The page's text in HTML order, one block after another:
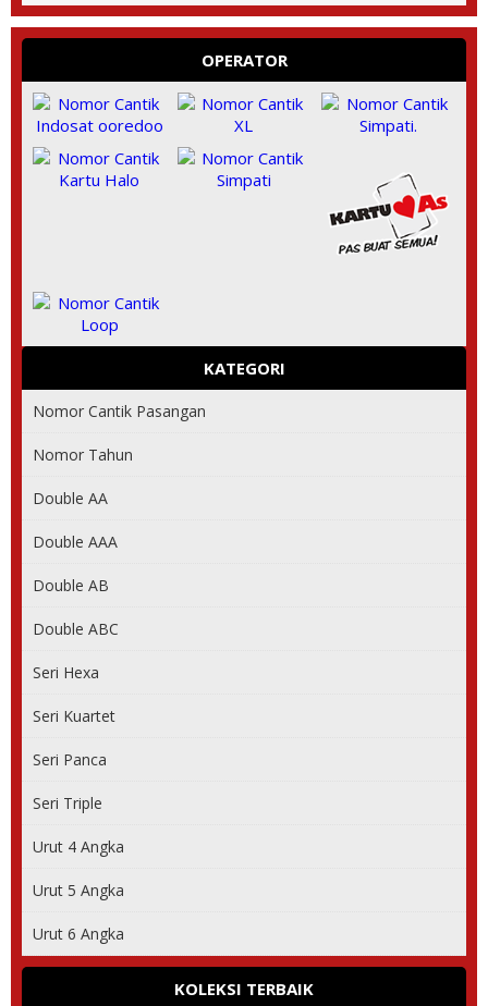
OPERATOR
KATEGORI
Nomor Cantik Pasangan
Nomor Tahun
Double AA
Double AAA
Double AB
Double ABC
Seri Hexa
Seri Kuartet
Seri Panca
Seri Triple
Urut 4 Angka
Urut 5 Angka
Urut 6 Angka
KOLEKSI TERBAIK